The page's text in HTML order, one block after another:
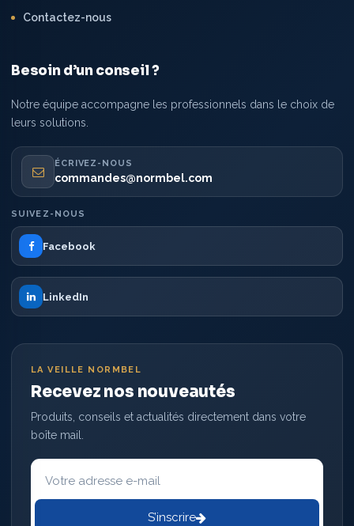
Contactez-nous
Besoin d’un conseil ?
Notre équipe accompagne les professionnels dans le choix de
leurs solutions.
ÉCRIVEZ-NOUS
commandes@normbel.com
SUIVEZ-NOUS
Facebook
LinkedIn
LA VEILLE NORMBEL
Recevez nos nouveautés
Produits, conseils et actualités directement dans votre
boîte mail.
Votre
adresse
mail
S’inscrire